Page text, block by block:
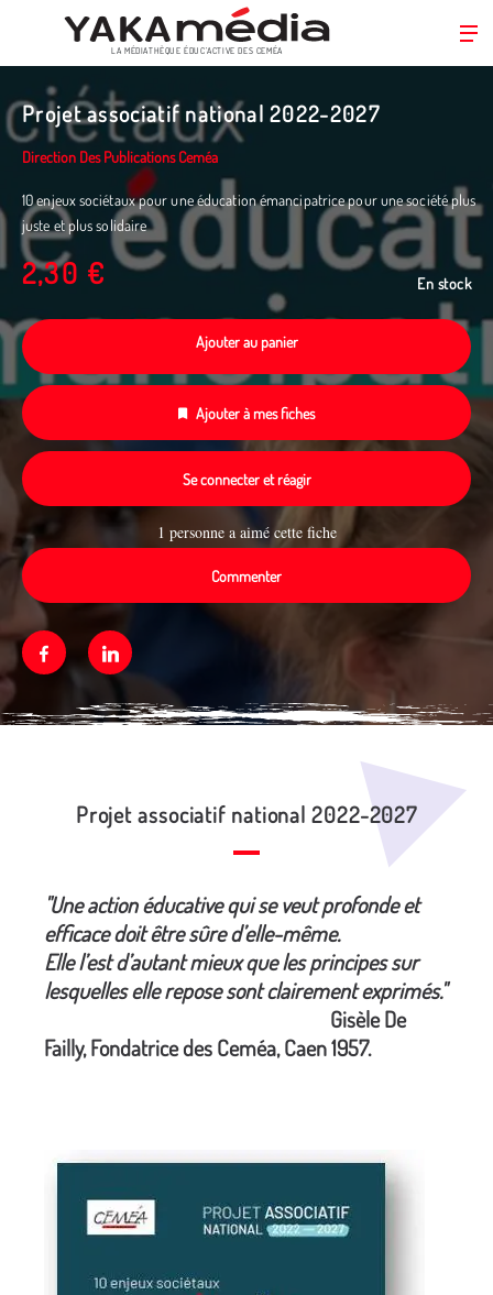
au
contenu
principal
LA MÉDIATHÈQUE ÉDUC’ACTIVE DES CEMÉA
Projet associatif national 2022-2027
Direction Des Publications Ceméa
10 enjeux sociétaux pour une éducation émancipatrice pour une société plus
juste et plus solidaire
2,30 € En stock
Ajouter au panier
Ajouter à mes fiches
Se connecter et réagir
1 personne a aimé cette fiche
Commenter
FacebookLinkedin
Projet associatif national 2022-2027
"Une action éducative qui se veut profonde et
efficace doit être sûre d’elle-même.
Elle l’est d’autant mieux que les principes sur
lesquelles elle repose sont clairement exprimés."
Gisèle De
Failly, Fondatrice des Ceméa, Caen 1957.